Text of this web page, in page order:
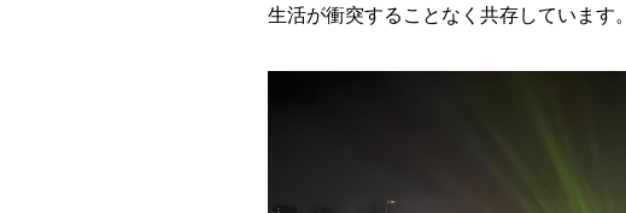
生活が衝突することなく共存しています。